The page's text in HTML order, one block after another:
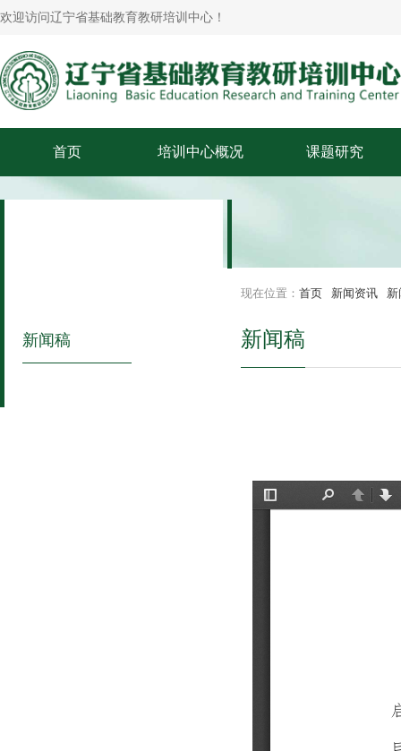
欢迎访问辽宁省基础教育教研培训中心！
首页 培训中心概况 课题研究
新闻稿
现在位置： 首页 新闻资讯 新
新闻稿